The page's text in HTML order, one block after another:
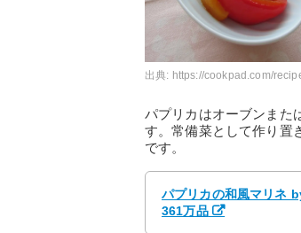
出典: https://cookpad.com/
パプリカはオーブンまた
す。常備菜として作り置
です。
パプリカの和風マリネ
361万品